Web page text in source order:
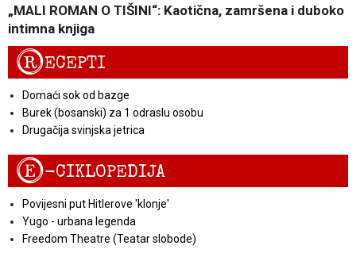
„MALI ROMAN O TIŠINI“: Kaotična, zamršena i duboko
intimna knjiga
RECEPTI
Domaći sok od bazge
Burek (bosanski) za 1 odraslu osobu
Drugačija svinjska jetrica
E-CIKLOPEDIJA
Povijesni put Hitlerove 'klonje'
Yugo - urbana legenda
Freedom Theatre (Teatar slobode)